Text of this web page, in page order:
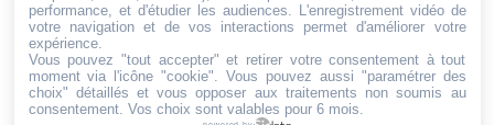
retour et de
remboursement
Droit de
rétractation
performance, et d'étudier les audiences. L'enregistrement vidéo de
votre navigation et de vos interactions permet d'améliorer votre
expérience.
Vous pouvez "tout accepter" et retirer votre consentement à tout
moment via l'icône "cookie" . Vous pouvez aussi "paramétrer des
choix" détaillés et vous opposer aux traitements non soumis au
consentement. Vos choix sont valables pour 6 mois.